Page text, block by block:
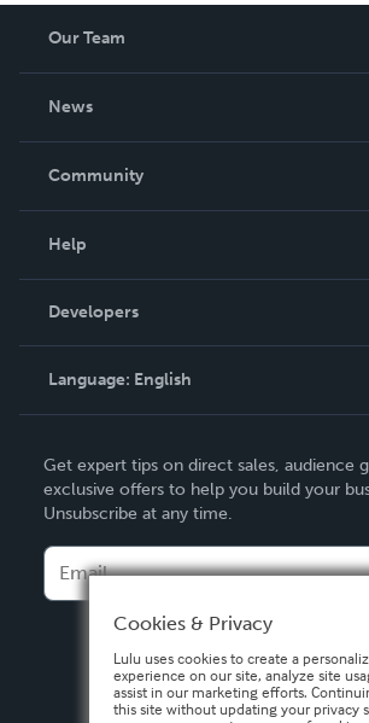
Our Team
News
In The News
Community
Podcast
Help
Order Lookup
Knowledge Base
Contact Support
Developers
Language: English
Deutsch
Français
Italiano
Español
Get expert tips on direct sales, audience
exclusive offers to help you build your
Unsubscribe at any time.
Cookies & Privacy
Lulu uses cookies to create a
experience on our site, analyze site
assist in our marketing efforts.
this site without updating your privacy